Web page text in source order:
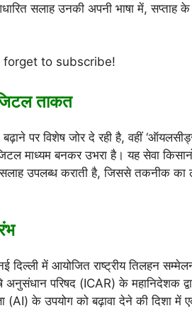
सलाह उनकी अपनी भाषा में, सप्ताह
to subscribe!
ताकत
पर विशेष जोर दे रही है, वहीं
माध्यम बनकर उभरा है। यह सेवा
सलाह उपलब्ध कराती है, जिससे तकनीक
में आयोजित राष्ट्रीय तिलहन
अनुसंधान परिषद (ICAR) के महानिदेशक
(AI) के उपयोग को बढ़ावा देने की दिशा में